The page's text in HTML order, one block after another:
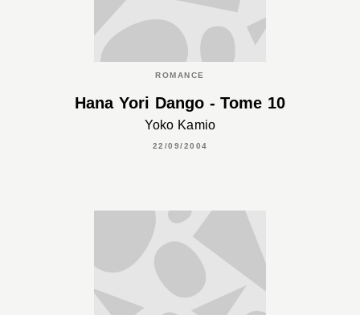
ROMANCE
Hana Yori Dango - Tome 10
Yoko Kamio
22/09/2004